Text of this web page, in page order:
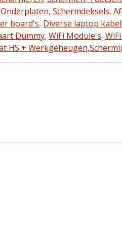
Onderplaten, Schermdeksels,
board's, Diverse laptop
Dummy, WiFi Module's,
HS + Werkgeheugen,